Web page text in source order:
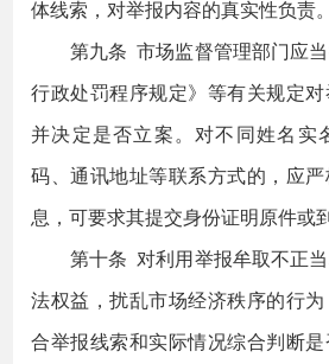
体线索，对举报内容的真实性负责。
第九条 市场监督管理部门应当
行政处罚程序规定》等有关规定对
并决定是否立案。对不同姓名实
码、通讯地址等联系方式的，应
息，可要求其提交身份证明原件或
第十条 对利用举报牟取不正当
法权益，扰乱市场经济秩序的行
合举报线索和实际情况综合判断